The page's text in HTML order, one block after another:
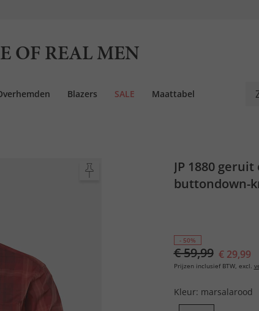
OF REAL MEN
Blazers SALE Maattabel
JP 1880
buttondown-
- 50%
€ 59,99 € 29,99
Prijzen inclusief BTW, excl.
Kleur: marsalarood